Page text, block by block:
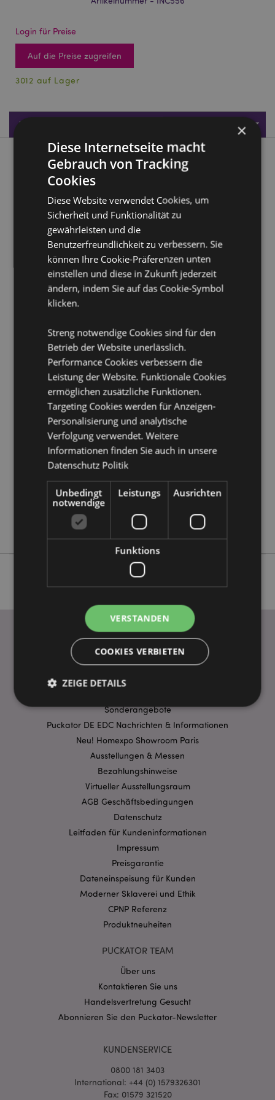
Login für Preise
Auf die Preise zugreifen
3012 auf Lager
Produktdaten
Produktbeschreibung
Material: Räucherstäbchen
Produkttressourcen:
Möchten Sie mehr über den Einkauf bei Puckator
erfahren? Dann lesen Sie unseren Leitfaden für
Produktattribute
Information
Länge 20 cm
8906051431836
600
0.035000
Keine
Keine
Goloka
WICHTIGE INFORMATION
Sonderangebote
Puckator DE EDC Nachrichten & Informationen
Neu! Homexpo Showroom Paris
Ausstellungen & Messen
Bezahlungshinweise
Virtueller Ausstellungsraum
AGB Geschäftsbedingungen
Datenschutz
Leitfaden für Kundeninformationen
Impressum
Preisgarantie
Dateneinspeisung für Kunden
Moderner Sklaverei und Ethik
CPNP Referenz
Produktneuheiten
PUCKATOR TEAM
Über uns
Kontaktieren Sie uns
Handelsvertretung Gesucht
Abonnieren Sie den Puckator-Newsletter
KUNDENSERVICE
0800 181 3403
International: +44 (0) 1579326301
Fax: 01579 321520
×
Diese Internetseite macht
Gebrauch von Tracking
Cookies
Diese Website verwendet Cookies, um
Sicherheit und Funktionalität zu
gewährleisten und die
Benutzerfreundlichkeit zu verbessern. Sie
können Ihre Cookie-Präferenzen unten
einstellen und diese in Zukunft jederzeit
ändern, indem Sie auf das Cookie-Symbol
klicken.
Streng notwendige Cookies sind für den
Betrieb der Website unerlässlich.
Performance Cookies verbessern die
Leistung der Website. Funktionale Cookies
ermöglichen zusätzliche Funktionen.
Targeting Cookies werden für Anzeigen-
Personalisierung und analytische
Verfolgung verwendet. Weitere
Informationen finden Sie auch in unsere
Datenschutz Politik
Unbedingt
notwendige
Leistungs Ausrichten
Funktions
VERSTANDEN
COOKIES VERBIETEN
ZEIGE DETAILS
Ausrichten
Streng-notwendige-Cookies ermöglichen
Kernfunktionen der Website wie die
Benutzeranmeldung und die Kontoverwaltung.
Ohne unbedingt notwendige cookies kann die
Name
Provider
mage-cache-storage-section-
PHPSESSID
PHP.net
Datenschutzbestimmungen von Google